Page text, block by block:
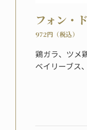
フォン・
972円（税込）
鶏ガラ、ツメ
ベイリーブス